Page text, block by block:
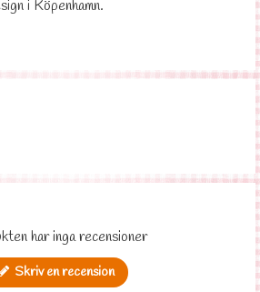
i Köpenhamn.
har inga recensioner
Skriv en recension